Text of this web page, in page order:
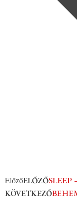
ElőzőELŐZŐSLEEP
KÖVETKEZŐ